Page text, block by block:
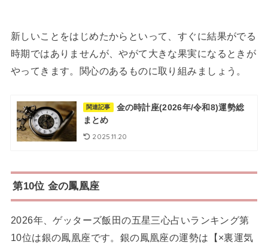
新しいことをはじめたからといって、すぐに結果がでる
時期ではありませんが、やがて大きな果実になるときが
やってきます。関心のあるものに取り組みましょう。
関連記事
金の時計座(2026年/令和8)運勢総
まとめ
2025.11.20
第10位 金の鳳凰座
2026年、ゲッターズ飯田の五星三心占いランキング第
10位は銀の鳳凰座です。銀の鳳凰座の運勢は【×裏運気